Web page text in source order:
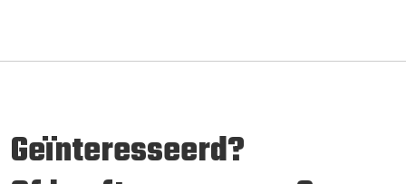
Geïnteresseerd?